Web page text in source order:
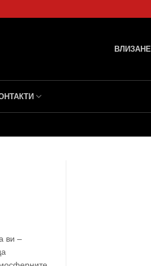
ВЛИЗАНЕ
ви –